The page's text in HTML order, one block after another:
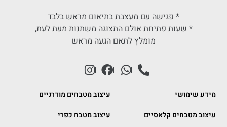
* פגישה עם מעצבת בתיאום מראש בלבד
* שעות פתיחת אולם התצוגה משתנות מעת לעת,
מומלץ לתאם הגעה מראש
מידע שימושי
עיצוב מטבחים מודרניים
עיצוב מטבחים קלאסיים
עיצוב מטבח כפרי